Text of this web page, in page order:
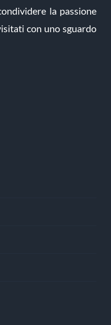
la passione
con uno sguardo